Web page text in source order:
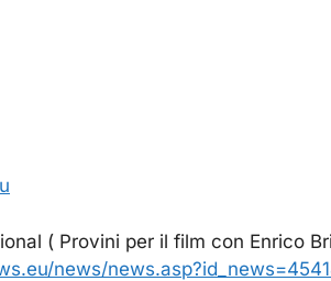
( Provini per il film con Enrico
news/